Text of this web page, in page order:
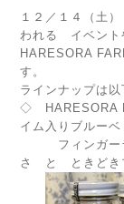
１２／１４（
われる イベント
HARESORA
す。
ラインナップは以
◇ HARESORA
イム入りブルー
フィンガーラ
さ と ときどき